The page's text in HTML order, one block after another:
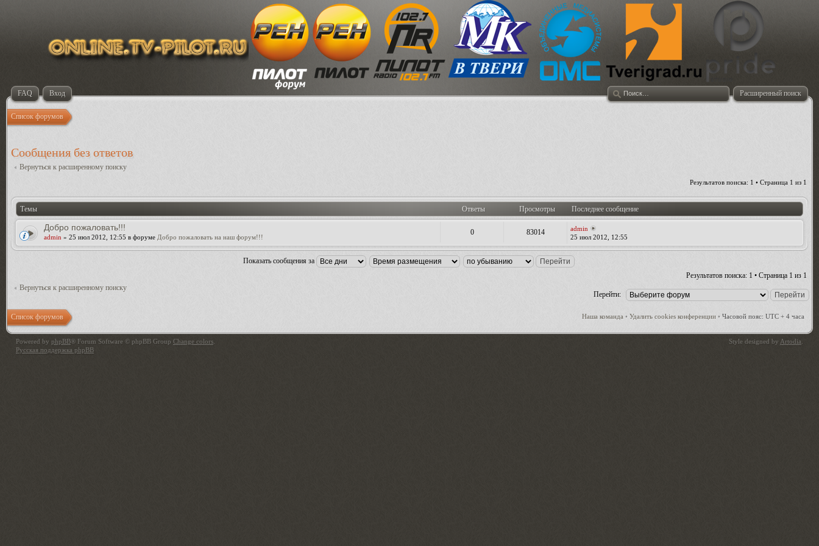
Расширенный поиск
FAQ Вход
Список форумов
Сообщения без ответов
Вернуться к расширенному поиску
Результатов поиска: 1 • Страница 1 из 1
Темы Ответы Просмотры Последнее сообщение
Добро пожаловать!!!
admin » 25 июл 2012, 12:55 в форуме Добро пожаловать на наш форум!!!
0 83014
admin
25 июл 2012, 12:55
Показать сообщения за
Результатов поиска: 1 • Страница 1 из 1
Вернуться к расширенному поиску
Перейти:
Наша команда • Удалить cookies конференции • Часовой пояс: UTC + 4 часа
Список форумов
Powered by phpBB® Forum Software © phpBB Group Change colors
Русская поддержка phpBB
Style designed by Artodia